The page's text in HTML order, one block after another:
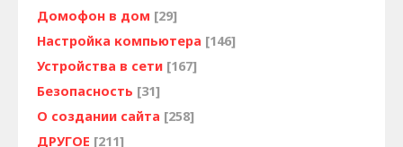
Домофон в дом [29]
Настройка компьютера [146]
Устройства в сети [167]
Безопасность [31]
О создании сайта [258]
ДРУГОЕ [211]